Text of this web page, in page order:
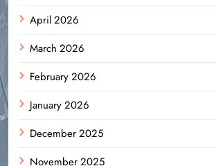
April 2026
March 2026
February 2026
January 2026
December 2025
November 2025